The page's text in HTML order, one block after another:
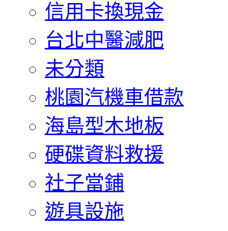
信用卡換現金
台北中醫減肥
未分類
桃園汽機車借款
海島型木地板
硬碟資料救援
社子當鋪
遊具設施